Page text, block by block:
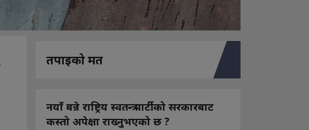
तपाइको मत
नयाँ बन्ने राष्ट्रिय स्वतन्त्र पार्टीको सरकारबाट
कस्तो अपेक्षा राख्नुभएको छ ?